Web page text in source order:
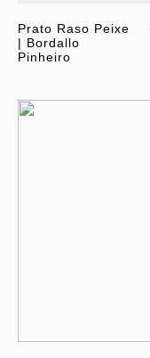
Prato Raso Peixe
| Bordallo
Pinheiro